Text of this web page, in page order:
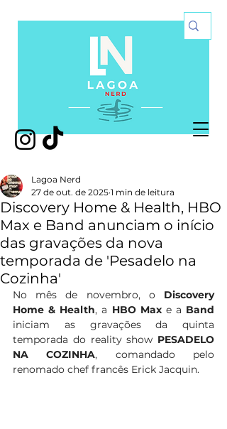
Discovery Home & Health, HBO
Max e Band anunciam o início
das gravações da nova
temporada de 'Pesadelo na
Cozinha'
Lagoa Nerd
27 de out. de 2025 1 min de leitura
No mês de novembro, o Discovery
Home & Health, a HBO Max e a Band
iniciam as gravações da quinta
temporada do reality show PESADELO
NA COZINHA, comandado pelo
renomado chef francês Erick Jacquin.